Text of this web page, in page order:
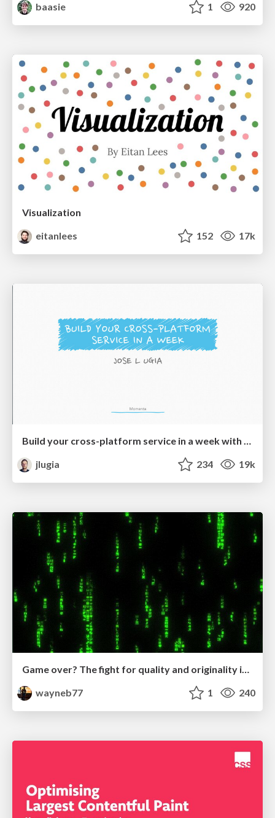
baasie 1 920
Visualization
eitanlees
152 17k
Build your cross-platform service in a week with App Engine
jlugia
234 19k
Game over? The fight for quality and originality in the time of robots
wayneb77
1 240